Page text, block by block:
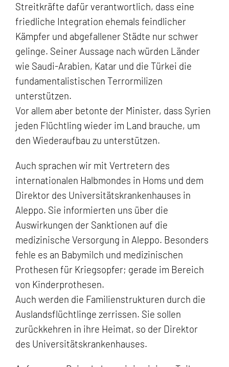
Streitkräfte dafür verantwortlich, dass eine
friedliche Integration ehemals feindlicher
Kämpfer und abgefallener Städte nur schwer
gelinge. Seiner Aussage nach würden Länder
wie Saudi-Arabien, Katar und die Türkei die
fundamentalistischen Terrormilizen
unterstützen.
Vor allem aber betonte der Minister, dass Syrien
jeden Flüchtling wieder im Land brauche, um
den Wiederaufbau zu unterstützen.
Auch sprachen wir mit Vertretern des
internationalen Halbmondes in Homs und dem
Direktor des Universitätskrankenhauses in
Aleppo. Sie informierten uns über die
Auswirkungen der Sanktionen auf die
medizinische Versorgung in Aleppo. Besonders
fehle es an Babymilch und medizinischen
Prothesen für Kriegsopfer; gerade im Bereich
von Kinderprothesen.
Auch werden die Familienstrukturen durch die
Auslandsflüchtlinge zerrissen. Sie sollen
zurückkehren in ihre Heimat, so der Direktor
des Universitätskrankenhauses.